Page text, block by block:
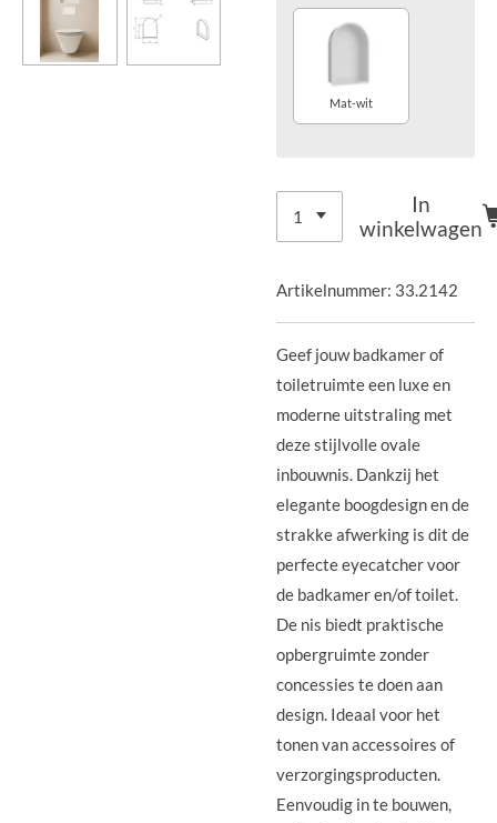
Mat-wit
In
winkelwagen
Artikelnummer: 33.2142
Geef jouw badkamer of
toiletruimte een luxe en
moderne uitstraling met
deze stijlvolle ovale
inbouwnis. Dankzij het
elegante boogdesign en de
strakke afwerking is dit de
perfecte eyecatcher voor
de badkamer en/of toilet.
De nis biedt praktische
opbergruimte zonder
concessies te doen aan
design. Ideaal voor het
tonen van accessoires of
verzorgingsproducten.
Eenvoudig in te bouwen,